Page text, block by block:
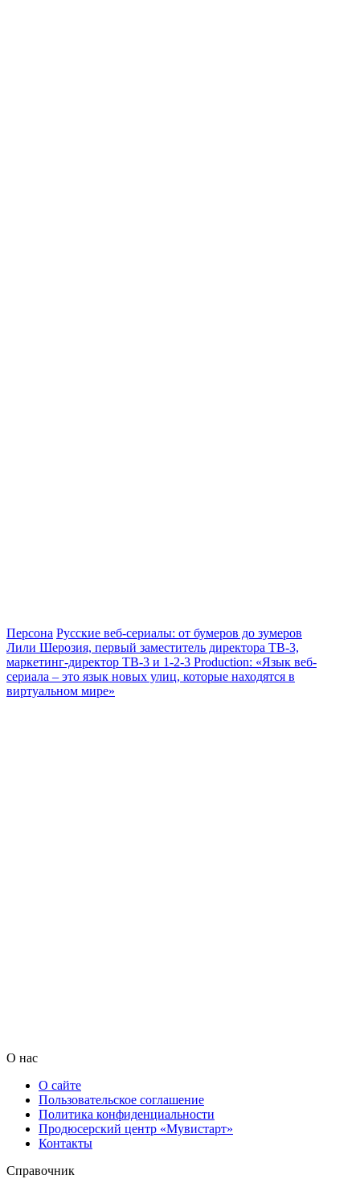
Персона Русские веб-сериалы: от бумеров до зумеров
Лили Шерозия, первый заместитель директора ТВ-3,
маркетинг-директор ТВ-3 и 1-2-3 Production: «Язык веб-
сериала – это язык новых улиц, которые находятся в
виртуальном мире»
О нас
О сайте
Пользовательское соглашение
Политика конфиденциальности
Продюсерский центр «Мувистарт»
Контакты
Справочник